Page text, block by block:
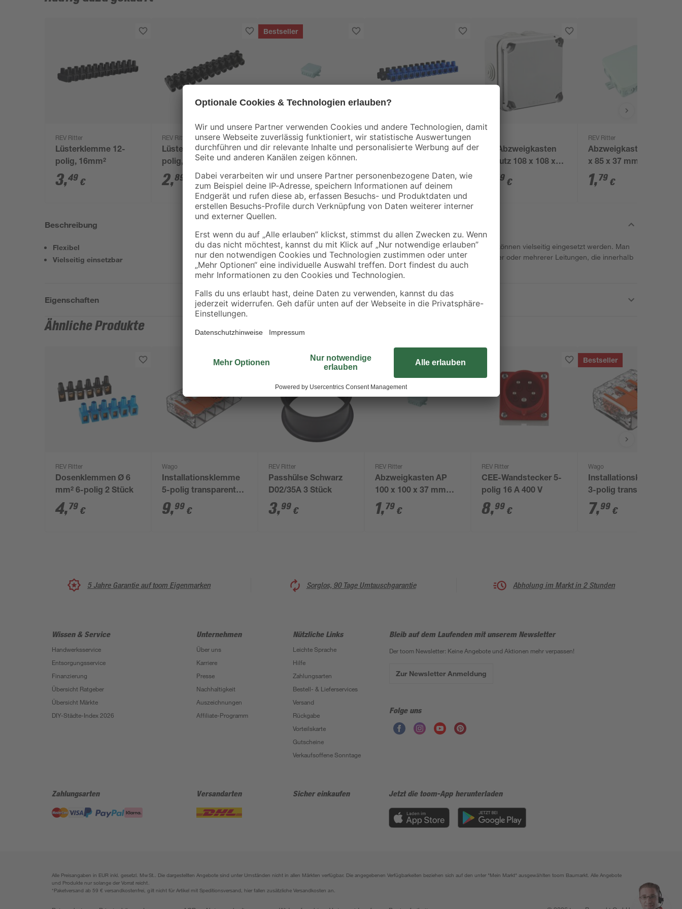
REV Ritter
Lüsterklemme 12-
polig, 16mm²
3,49 €
REV Ritter
Lüsterklemme 12-
polig, 10mm²
2,89
Bestseller
REV Ritter
Abzweigkasten AP
100 x 100 x 37 mm
grau
1, 79€
REV Ritter
Dosenklemmen
2,99€
IDE Abzweigkasten
Aufputz 108 x 108 x
64 mm IP65
49 €
REV Ritter
Abzweigkasten AP 85
x 85 x 37 mm grau
1,79 €
Beschreibung
Flexibel
Vielseitig einsetzbar
Die Dosenklemmen aus dem Hause REV Ritter können vielseitig eingesetzt werden. Man
nutzt sie unter anderem für die Verbindung zweier oder mehrerer Leitungen, die innerhalb
einer Abzweig- oder Verteilerdose liegen.
Eigenschaften
Ähnliche Produkte
REV Ritter
Dosenklemmen Ø 6
mm² 6-polig 2 Stück
4,79 €
Wago
Installationsklemme
5-polig transparent
10 Stück
9,99 €
REV Ritter
Passhülse Schwarz
D02/35A 3 Stück
3,99 €
Bestseller
REV Ritter
Abzweigkasten AP
100 x 100 x 37 mm
grau
1,79 €
REV Ritter
CEE-Wandstecker 5-
polig 16 A 400 V
8,99 €
Bestseller
Wago
Installationsklemme
3-polig transparent
10 Stück
7,99 €
5 Jahre Garantie auf toom Eigenmarken Sorglos, 90 Tage Umtauschgarantie Abholung im Markt in 2 Stunden
Wissen & Service
Handwerksservice
Entsorgungsservice
Finanzierung
Übersicht Ratgeber
Übersicht Märkte
DIY-Städte-Index 2026
Unternehmen
Über uns
Karriere
Presse
Nachhaltigkeit
Auszeichnungen
Affiliate-Programm
Nützliche Links
Leichte Sprache
Hilfe
Zahlungsarten
Bestell- & Lieferservices
Versand
Rückgabe
Vorteilskarte
Gutscheine
Verkaufsoffene Sonntage
Bleib auf dem Laufenden mit unserem Newsletter
Der toom Newsletter: Keine Angebote und Aktionen mehr verpassen!
Zur Newsletter Anmeldung
Folge uns
Zahlungsarten Versandarten Sicher einkaufen Jetzt die toom-App herunterladen
Alle Preisangaben in EUR inkl. gesetzl. MwSt.. Die dargestellten Angebote sind unter Umständen nicht in allen Märkten verfügbar. Die angegebenen Verfügbarkeiten beziehen sich auf den unter "Mein Markt" ausgewählten toom Baumarkt. Alle Angebote
und Produkte nur solange der Vorrat reicht.
*Paketversand ab 59 € versandkostenfrei, gilt nicht für Artikel mit Speditionsversand, hier fallen zusätzliche Versandkosten an.